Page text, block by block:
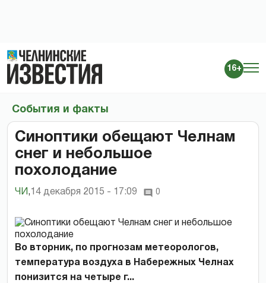
16+
События и факты
Синоптики обещают Челнам
снег и небольшое
похолодание
ЧИ , 14 декабря 2015 - 17:09 0
Во вторник, по прогнозам метеорологов,
температура воздуха в Набережных Челнах
понизится на четыре г...